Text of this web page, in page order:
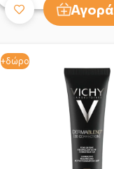
Αγορά
+δώρο